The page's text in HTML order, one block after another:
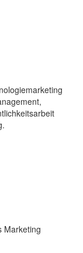
Marketing